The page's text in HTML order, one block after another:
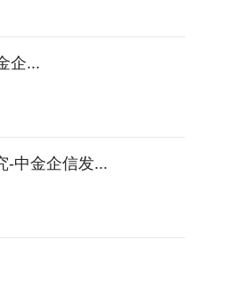
企...
-中金企信发...